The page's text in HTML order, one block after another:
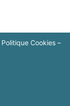
Politique Cookies–